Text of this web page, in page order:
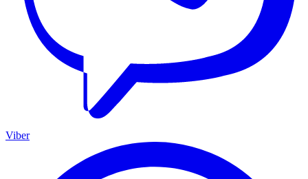
Viber